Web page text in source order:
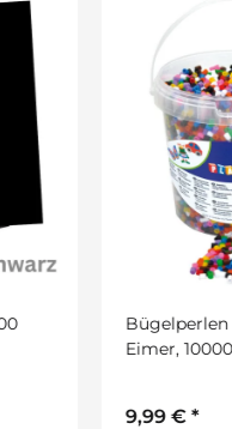
Bügelperlen Standard im
Eimer, 10000 Stück